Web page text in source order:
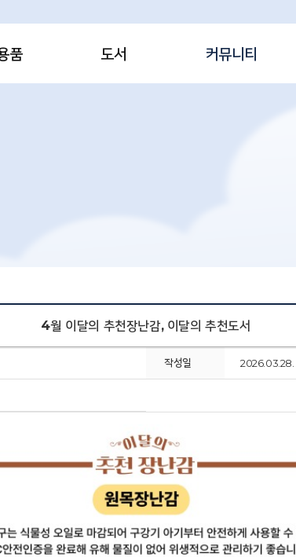
품 도서 커뮤니티
4월 이달의 추천장난감, 이달의 추천도서
작성일 2026.03.28.